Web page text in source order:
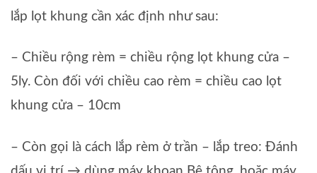
lắp lọt khung cần xác định như sau:
– Chiều rộng rèm = chiều rộng lọt khung cửa –
5ly. Còn đối với chiều cao rèm = chiều cao lọt
khung cửa – 10cm
– Còn gọi là cách lắp rèm ở trần – lắp treo: Đánh